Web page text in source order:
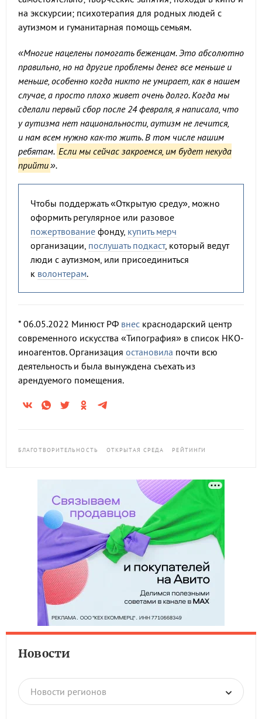
на экскурсии; психотерапия для родных людей с
аутизмом и гуманитарная помощь семьям.
«Многие нацелены помогать беженцам. Это абсолютно
правильно, но на другие проблемы денег все меньше и
меньше, особенно когда никто не умирает, как в нашем
случае, а просто плохо живет очень долго. Когда мы
сделали первый сбор после 24 февраля, я написала, что
у аутизма нет национальности, аутизм не лечится,
и нам всем нужно как-то жить. В том числе нашим
ребятам. Если мы сейчас закроемся, им будет некуда
прийти».
Чтобы поддержать «Открытую среду», можно
оформить регулярное или разовое
пожертвование фонду, купить мерч
организации, послушать подкаст, который ведут
люди с аутизмом, или присоединиться
к волонтерам.
* 06.05.2022 Минюст РФ внес краснодарский центр
современного искусства «Типография» в список НКО-
иноагентов. Организация остановила почти всю
деятельность и была вынуждена съехать из
арендуемого помещения.
БЛАГОТВОРИТЕЛЬНОСТЬ ОТКРЫТАЯ СРЕДА РЕЙТИНГИ
Новости
Новости регионов